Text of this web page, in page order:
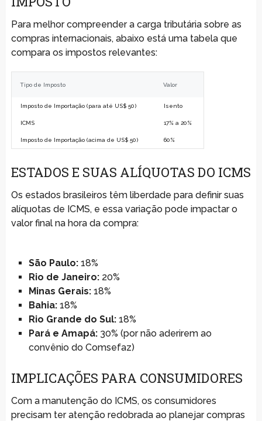
Para melhor compreender a carga tributária sobre as
compras internacionais, abaixo está uma tabela que
compara os impostos relevantes:
Tipo de Imposto Valor
Imposto de Importação (para até US$ 50) Isento
ICMS 17% a 20%
Imposto de Importação (acima de US$ 50) 60%
ESTADOS E SUAS ALÍQUOTAS DO ICMS
Os estados brasileiros têm liberdade para definir suas
alíquotas de ICMS, e essa variação pode impactar o
valor final na hora da compra:
São Paulo:18%
Rio de Janeiro:20%
Minas Gerais:18%
Bahia:18%
Rio Grande do Sul:18%
Pará e Amapá:30% (por não aderirem ao
convênio do Comsefaz)
IMPLICAÇÕES PARA CONSUMIDORES
Com a manutenção do ICMS, os consumidores
precisam ter atenção redobrada ao planejar compras